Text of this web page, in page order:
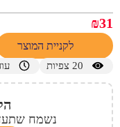
₪31
לקניית המוצר
20 צפיות
נשמח